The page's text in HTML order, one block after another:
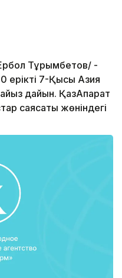
Тұрымбетов/ -
7-Қысқы Азия
дайын. ҚазАқпарат
саясаты жөніндегі